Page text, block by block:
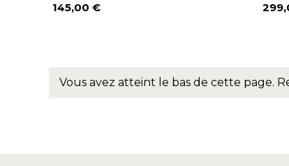
Prix
145,00 €
Prix
Vous avez atteint le bas de cette page.